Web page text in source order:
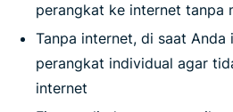
perangkat ke internet tanpa
Tanpa internet, di saat Anda
perangkat individual agar
internet